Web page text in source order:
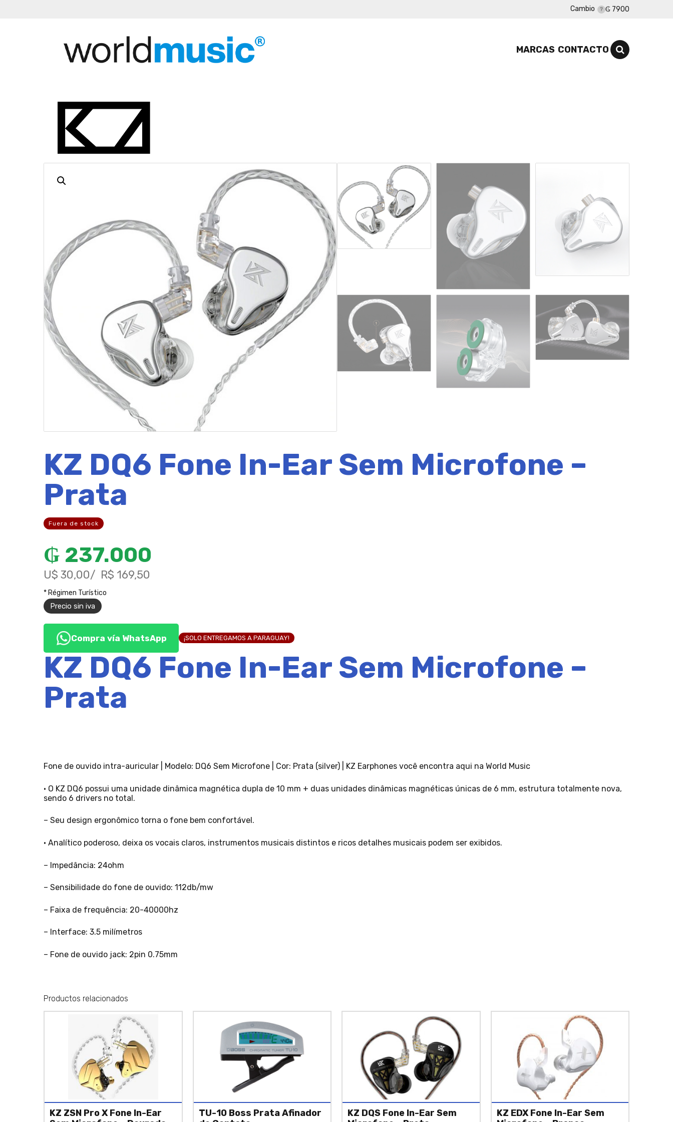
Cambio ₲ 7900
MARCAS CONTACTO
KZ DQ6 Fone In-Ear Sem Microfone –
Prata
Fuera de stock
₲ 237.000
U$ 30,00 R$ 169,50
* Régimen Turístico
Precio sin iva
Compra vía WhatsApp ¡SOLO ENTREGAMOS A PARAGUAY!
KZ DQ6 Fone In-Ear Sem Microfone –
Prata
Fone de ouvido intra-auricular | Modelo: DQ6 Sem Microfone | Cor: Prata (silver) | KZ Earphones você encontra aqui na World Music
• O KZ DQ6 possui uma unidade dinâmica magnética dupla de 10 mm + duas unidades dinâmicas magnéticas únicas de 6 mm, estrutura totalmente nova,
sendo 6 drivers no total.
– Seu design ergonômico torna o fone bem confortável.
• Analítico poderoso, deixa os vocais claros, instrumentos musicais distintos e ricos detalhes musicais podem ser exibidos.
– Impedância: 24ohm
– Sensibilidade do fone de ouvido: 112db/mw
– Faixa de frequência: 20-40000hz
– Interface: 3.5 milímetros
– Fone de ouvido jack: 2pin 0.75mm
Productos relacionados
KZ ZSN Pro X Fone In-Ear
TU-10 Boss Prata Afinador
KZ DQS Fone In-Ear Sem
KZ EDX Fone In-Ear Sem